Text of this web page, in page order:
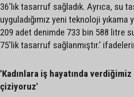
36'lık tasarruf sağladık. Ayrıca, su
uyguladığımız yeni teknoloji
209 adet denimde 733 bin 588 litre
75'lik tasarruf sağlanmıştır.'
'Kadınlara iş hayatında
çiziyoruz'